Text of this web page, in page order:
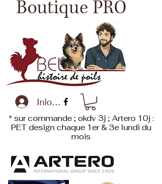
Boutique PRO
Inloggen
* sur commande ; okdv 3j ; Artero 10j :
PET designchaque 1er & 3e lundi du
mois